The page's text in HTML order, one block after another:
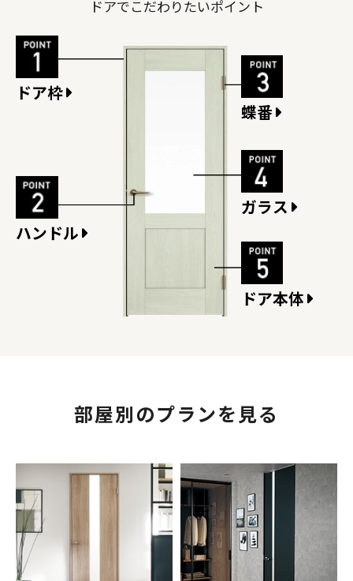
ドアでこだわりたいポイント
ドア枠
ハンドル
蝶番
ガラス
ドア本体
部屋別のプランを見る